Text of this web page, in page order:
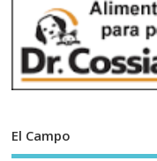
El Campo